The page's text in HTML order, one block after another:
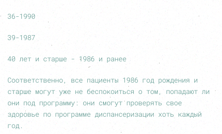
36-1990
39-1987
40 лет и старше - 1986 и ранее
Соответственно, все пациенты 1986 год рождения и
старше могут уже не беспокоиться о том, попадают ли
они под программу: они смогут проверять свое
здоровье по программе диспансеризации хоть каждый
год.